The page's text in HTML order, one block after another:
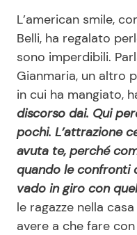
L’american smile,
Belli, ha regalato
sono imperdibili.
Gianmaria, un altro
in cui ha mangiato,
discorso dai. Qui
pochi. L’attrazione
avuta te, perché
quando le confronti
vado in giro con
le ragazze nella
avere a che fare